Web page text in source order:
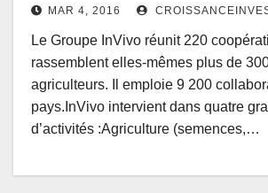
MAR 4, 2016
Le Groupe InVivo réunit 220
rassemblent elles-mêmes plus de
agriculteurs. Il emploie 9 200
pays.InVivo intervient dans quatre
d’activités :Agriculture (semences,…